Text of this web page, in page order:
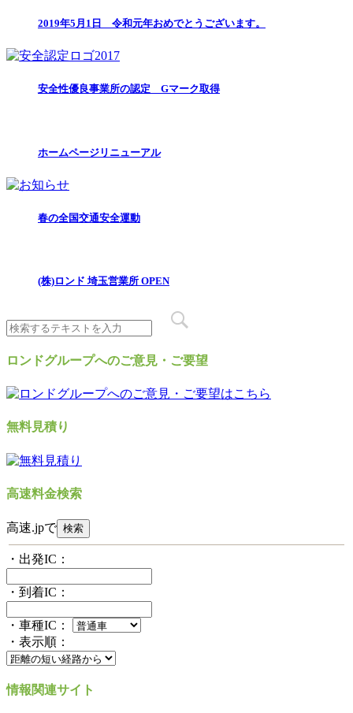
2019年5月1日 令和元年おめでとうございます。
安全性優良事業所の認定 Gマーク取得
ホームページリニューアル
春の全国交通安全運動
(株)ロンド 埼玉営業所 OPEN
ロンドグループへのご意見・ご要望
無料見積り
高速料金検索
高速.jpで
・出発IC：
・到着IC：
・車種IC：
・表示順：
情報関連サイト